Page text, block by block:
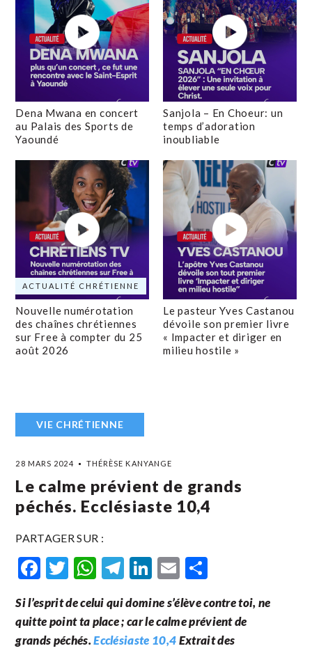
Dena Mwana en concert
au Palais des Sports de
Yaoundé
Sanjola – En Choeur: un
temps d’adoration
inoubliable
ACTUALITÉ CHRÉTIENNE
Nouvelle numérotation
des chaînes chrétiennes
sur Free à compter du 25
août 2026
Le pasteur Yves Castanou
dévoile son premier livre
« Impacter et diriger en
milieu hostile »
VIE CHRÉTIENNE
28 MARS 2024 THÉRÈSE KANYANGE
Le calme prévient de grands
péchés. Ecclésiaste 10,4
PARTAGER SUR :
Facebook
Twitter
WhatsApp
Telegram
LinkedIn
Email
Si l’esprit de celui qui domine s’élève contre toi, ne
quitte point ta place ; car le calme prévient de
grands péchés.Ecclésiaste 10,4Extrait des